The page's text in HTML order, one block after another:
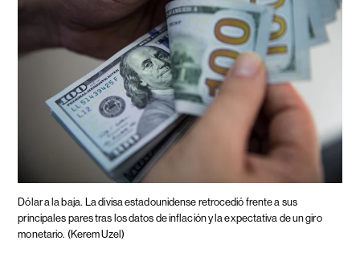
Dólar a la baja.
La divisa estadounidense retrocedió frente a sus
principales pares tras los datos de inflación y la expectativa de un giro
monetario. (Kerem Uzel)